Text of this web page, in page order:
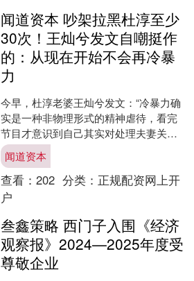
闻道资本 吵架拉黑杜淳至少
30次！王灿兮发文自嘲挺作
的：从现在开始不会再冷暴
力
今早，杜淳老婆王灿兮发文：“冷暴力确
实是一种非物理形式的精神虐待，看完
节目才意识到自己其实对处理夫妻关系
上完全还像个孩子一样幼稚自我，嗯感
觉自己是挺作的。” 此....
闻道资本
查看： 202 分类： 正规配资网上开
户
叁鑫策略 西门子入围《经济
观察报》2024—2025年度受
尊敬企业